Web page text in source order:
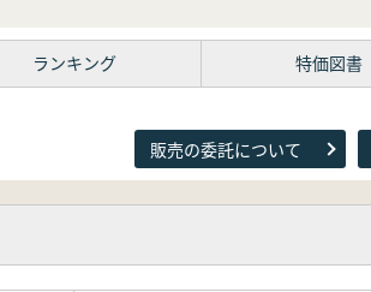
ランキング 特価図書
販売の委託について